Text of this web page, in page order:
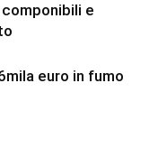
e
euro in fumo